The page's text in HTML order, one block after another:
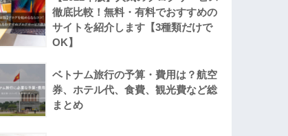
徹底比較！無料・有料でおすすめの
サイトを紹介します【3種類だけで
OK】
ベトナム旅行の予算・費用は？航空
券、ホテル代、食費、観光費など総
まとめ